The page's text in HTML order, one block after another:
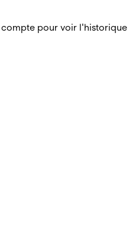
pour voir l'historique